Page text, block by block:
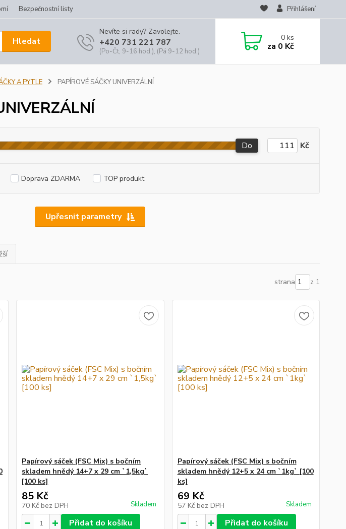
Bezpečnostní listy Přihlášení
Hledat
Nevíte si rady? Zavolejte.
+420 731 221 787
(Po-Čt, 9-16 hod.), (Pá 9-12 hod.)
0ks
za 0 Kč
A PYTLE PAPÍROVÉ SÁČKY UNIVERZÁLNÍ
Upřesnit parametry
Do Kč
Doprava ZDARMA TOP produkt
strana z 1
Papírový sáček (FSC Mix) s bočním
skladem hnědý 14+7 x 29 cm `1,5kg`
[100 ks]
85 Kč
70 Kč bez DPH Skladem
Přidat do košíku
Papírový sáček (FSC Mix) s bočním
skladem hnědý 12+5 x 24 cm `1kg` [100
ks]
69 Kč
57 Kč bez DPH Skladem
Přidat do košíku